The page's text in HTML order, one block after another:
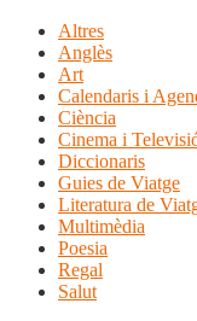
Altres
Anglès
Art
Calendaris i
Ciència
Cinema i
Diccionaris
Guies de Viatge
Literatura de
Multimèdia
Poesia
Regal
Salut